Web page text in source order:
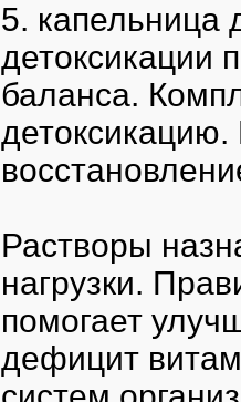
5. капельница
детоксикации
баланса.
Растворы
нагрузки.
помогает
дефицит